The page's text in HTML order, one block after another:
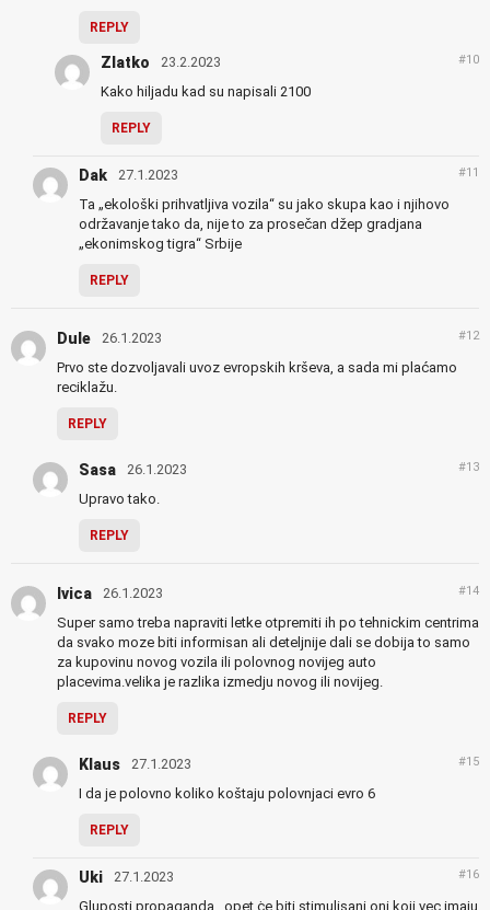
REPLY
Zlatko 23.2.2023 #10
Kako hiljadu kad su napisali 2100
REPLY
Dak 27.1.2023 #11
Ta „ekološki prihvatljiva vozila“ su jako skupa kao i njihovo
održavanje tako da, nije to za prosečan džep gradjana
„ekonimskog tigra“ Srbije
REPLY
Dule 26.1.2023 #12
Prvo ste dozvoljavali uvoz evropskih krševa, a sada mi plaćamo
reciklažu.
REPLY
Sasa 26.1.2023 #13
Upravo tako.
REPLY
Ivica 26.1.2023 #14
Super samo treba napraviti letke otpremiti ih po tehnickim centrima
da svako moze biti informisan ali deteljnije dali se dobija to samo
za kupovinu novog vozila ili polovnog novijeg auto
placevima.velika je razlika izmedju novog ili novijeg.
REPLY
Klaus 27.1.2023 #15
I da je polovno koliko koštaju polovnjaci evro 6
REPLY
Uki 27.1.2023 #16
Gluposti,propaganda…opet ċe biti stimulisani oni koji vec imaju